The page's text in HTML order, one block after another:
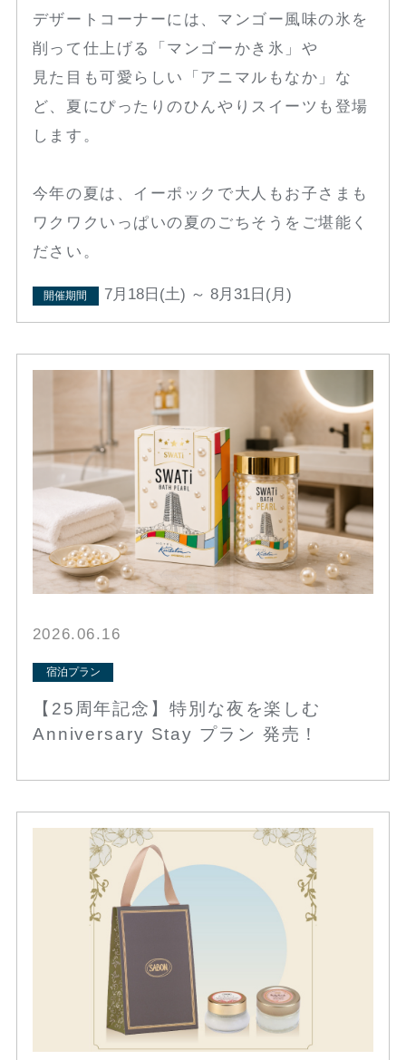
デザートコーナーには、マンゴー風味の氷を
削って仕上げる「マンゴーかき氷」や
見た目も可愛らしい「アニマルもなか」な
ど、夏にぴったりのひんやりスイーツも登場
します。
今年の夏は、イーポックで大人もお子さまも
ワクワクいっぱいの夏のごちそうをご堪能く
ださい。
開催期間 7月18日(土) ～ 8月31日(月)
2026.06.16
宿泊プラン
【25周年記念】特別な夜を楽しむ
Anniversary Stay プラン 発売！